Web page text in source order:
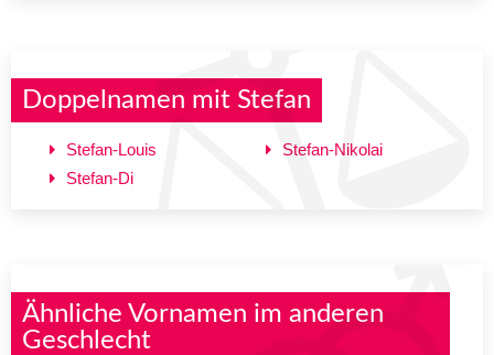
Doppelnamen mit Stefan
Stefan-Louis
Stefan-Di
Stefan-Nikolai
Ähnliche Vornamen im anderen
Geschlecht